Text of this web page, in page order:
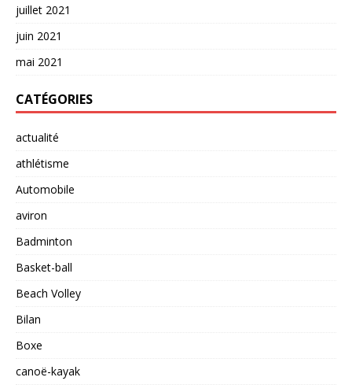
juillet 2021
juin 2021
mai 2021
CATÉGORIES
actualité
athlétisme
Automobile
aviron
Badminton
Basket-ball
Beach Volley
Bilan
Boxe
canoë-kayak